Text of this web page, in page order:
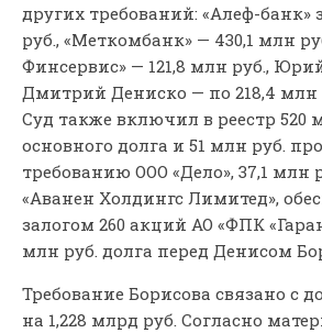
других требований: «Алеф-банк»
руб., «Меткомбанк» — 430,1 млн
Финсервис» — 121,8 млн руб.,
Дмитрий Дениско — по 218,4 млн
Суд также включил в реестр 520
основного долга и 51 млн руб.
требованию ООО «Дело», 37,1 млн
«Аванен Холдингс Лимитед»,
залогом 260 акций АО «ФПК
млн руб. долга перед Денисом
Требование Борисова связано с
на 1,228 млрд руб. Согласно